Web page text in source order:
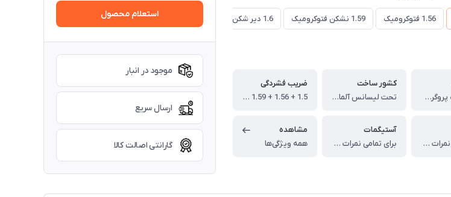
1.56 فتوکرومیک 1.59 نشکن فتوکرومیک 1.6 دیر شکن فتوکرومیک
فتوکرومیک پروگرسیو (تدریجی) Custom G
کشور ساخت
تحت لیسانس آلمان (در ضریب شکست های 1.59 و 1.6 و 1.67 کوتینگ های به کار رفته در عدسی فتوکرومیک کاستوم ایکس از نوع Spain-Coated می باشد.)
ضریب فشردگی
1.5 + 1.56 + 1.59 نشکن + 1.6 دیر شکن + 1.67 (در هنگام ثبت سفارش انتخاب نمایید.)
برای تمامی نمرات موجود است.
آستیگمات
برای تمامی نمرات موجود است.
مشاهده
همه ویژگی‌ها
استعلام محصول
موجود در انبار
ارسال سریع
گارانتی اصالت کالا